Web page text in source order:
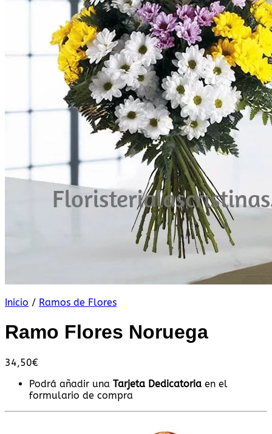
Inicio / Ramos de Flores
Ramo Flores Noruega
34,50€
Podrá añadir una Tarjeta Dedicatoria en el
formulario de compra